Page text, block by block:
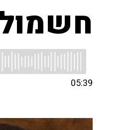
חשמול
05:39